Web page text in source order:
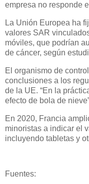
empresa no responde
La Unión Europea ha
valores SAR
móviles, que podrían
de cáncer, según
El organismo de
conclusiones a los
de la UE. “En la
efecto de bola de
En 2020, Francia
minoristas a indicar el
incluyendo tabletas y
Fuentes: